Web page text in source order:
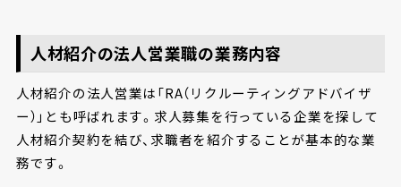
人材紹介の法人営業職の業務内容
人材紹介の法人営業は「RA（リクルーティングアドバイザ
ー）」とも呼ばれます。求人募集を行っている企業を探して
人材紹介契約を結び、求職者を紹介することが基本的な業
務です。